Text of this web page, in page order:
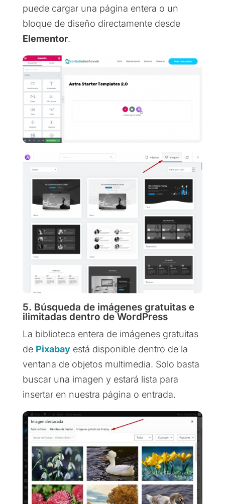
puede cargar una página entera o un
bloque de diseño directamente desde
Elementor.
5. Búsqueda de imágenes gratuitas e
ilimitadas dentro de WordPress
La biblioteca entera de imágenes gratuitas
de Pixabayestá disponible dentro de la
ventana de objetos multimedia. Solo basta
buscar una imagen y estará lista para
insertar en nuestra página o entrada.